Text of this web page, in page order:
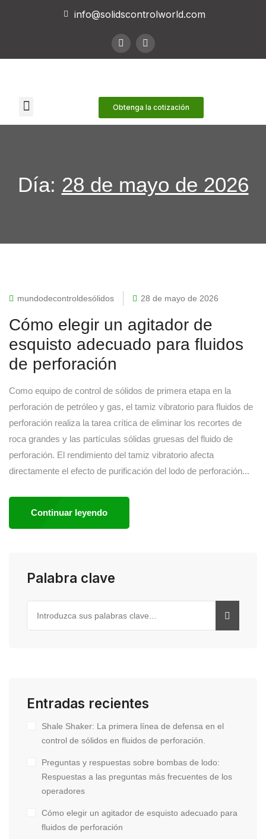
info@solidscontrolworld.com
Obtenga la cotización
Día: 28 de mayo de 2026
mundodecontroldesólidos 28 de mayo de 2026
Cómo elegir un agitador de
esquisto adecuado para fluidos
de perforación
Como equipo de control de sólidos de primera etapa en la
perforación de petróleo y gas, el tamiz vibratorio para fluidos de
perforación realiza la tarea crítica de eliminar los recortes de
roca grandes y las partículas sólidas gruesas del fluido de
perforación. El rendimiento del tamiz vibratorio afecta
directamente el efecto de purificación del lodo de perforación...
Continuar leyendo
Palabra clave
Entradas recientes
Shale Shaker: La primera línea de defensa en el
control de sólidos en fluidos de perforación.
Preguntas y respuestas sobre bombas de lodo:
Respuestas a las preguntas más frecuentes de los
operadores
Cómo elegir un agitador de esquisto adecuado para
fluidos de perforación